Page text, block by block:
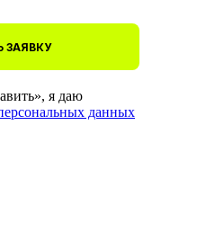
ЗАЯВКУ
я даю
данных